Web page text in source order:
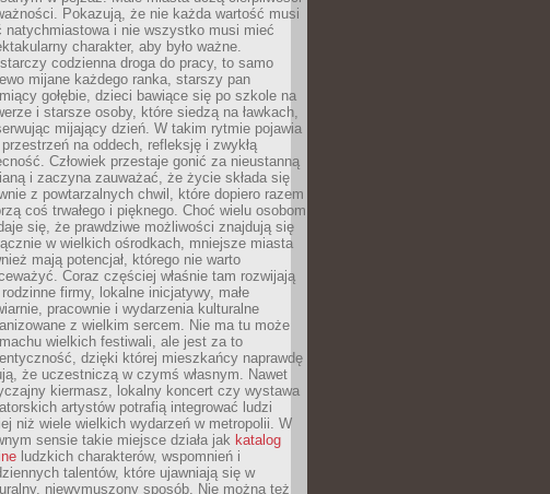
Pokazują, że nie każda wartość musi
natychmiastowa i nie wszystko musi mieć
charakter, aby było ważne.
codzienna droga do pracy, to samo
mijane każdego ranka, starszy pan
gołębie, dzieci bawiące się po szkole na
i starsze osoby, które siedzą na ławkach,
mijający dzień. W takim rytmie pojawia
na oddech, refleksję i zwykłą
Człowiek przestaje gonić za nieustanną
i zaczyna zauważać, że życie składa się
z powtarzalnych chwil, które dopiero razem
coś trwałego i pięknego. Choć wielu osobom
się, że prawdziwe możliwości znajdują się
w wielkich ośrodkach, mniejsze miasta
mają potencjał, którego nie warto
Coraz częściej właśnie tam rozwijają
firmy, lokalne inicjatywy, małe
pracownie i wydarzenia kulturalne
z wielkim sercem. Nie ma tu może
wielkich festiwali, ale jest za to
dzięki której mieszkańcy naprawdę
że uczestniczą w czymś własnym. Nawet
kiermasz, lokalny koncert czy wystawa
artystów potrafią integrować ludzi
niż wiele wielkich wydarzeń w metropolii. W
sensie takie miejsce działa jak katalog
ludzkich charakterów, wspomnień i
talentów, które ujawniają się w
niewymuszony sposób. Nie można też